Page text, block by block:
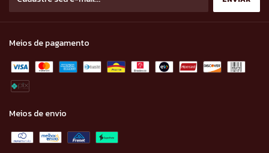
Meios de pagamento
Meios de envio